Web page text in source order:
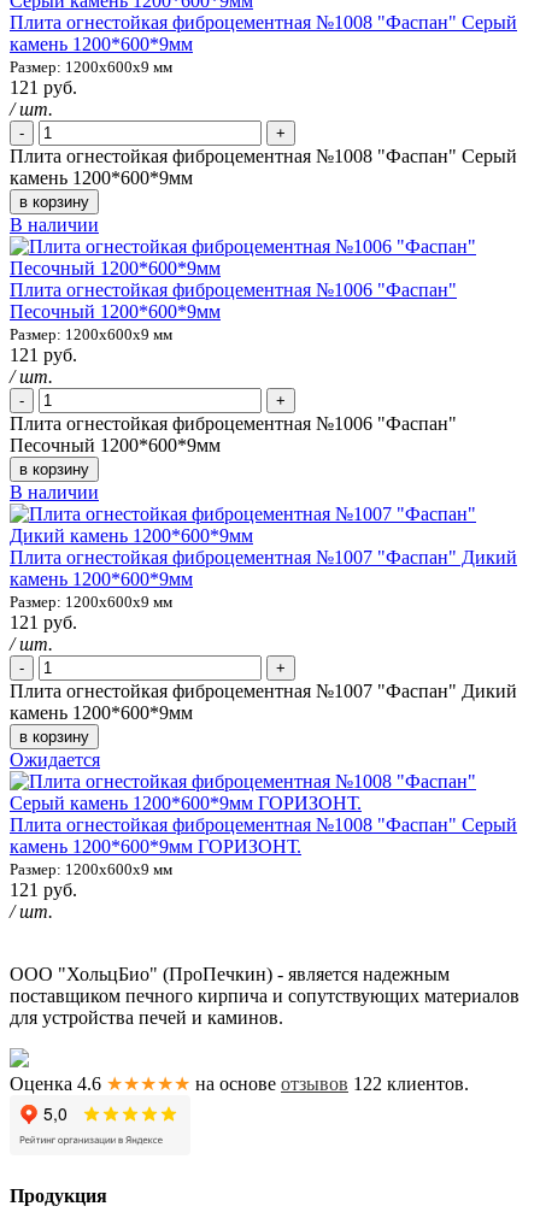
Плита огнестойкая фиброцементная №1008 "Фаспан" Серый
камень 1200*600*9мм
Размер: 1200х600х9 мм
121 руб.
/ шт.
- +
Плита огнестойкая фиброцементная №1008 "Фаспан" Серый
камень 1200*600*9мм
в корзину
В наличии
Плита огнестойкая фиброцементная №1006 "Фаспан"
Песочный 1200*600*9мм
Размер: 1200х600х9 мм
121 руб.
/ шт.
- +
Плита огнестойкая фиброцементная №1006 "Фаспан"
Песочный 1200*600*9мм
в корзину
В наличии
Плита огнестойкая фиброцементная №1007 "Фаспан" Дикий
камень 1200*600*9мм
Размер: 1200х600х9 мм
121 руб.
/ шт.
- +
Плита огнестойкая фиброцементная №1007 "Фаспан" Дикий
камень 1200*600*9мм
в корзину
Ожидается
Плита огнестойкая фиброцементная №1008 "Фаспан" Серый
камень 1200*600*9мм ГОРИЗОНТ.
Размер: 1200х600х9 мм
121 руб.
/ шт.
ООО "ХольцБио" (ПроПечкин) - является надежным
поставщиком печного кирпича и сопутствующих материалов
для устройства печей и каминов.
Оценка 4.6 ★★★★★ на основе отзывов 122 клиентов.
Продукция